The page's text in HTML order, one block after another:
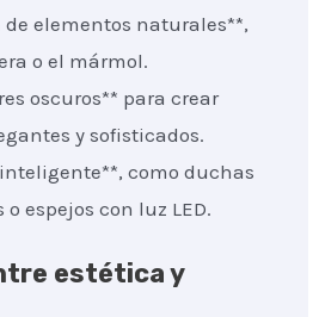
elementos naturales**,
o el mármol.
oscuros** para crear
y sofisticados.
como duchas
espejos con luz LED.
estética y